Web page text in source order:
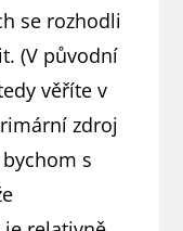
se rozhodli
(V původní
věříte v
zdroj
s